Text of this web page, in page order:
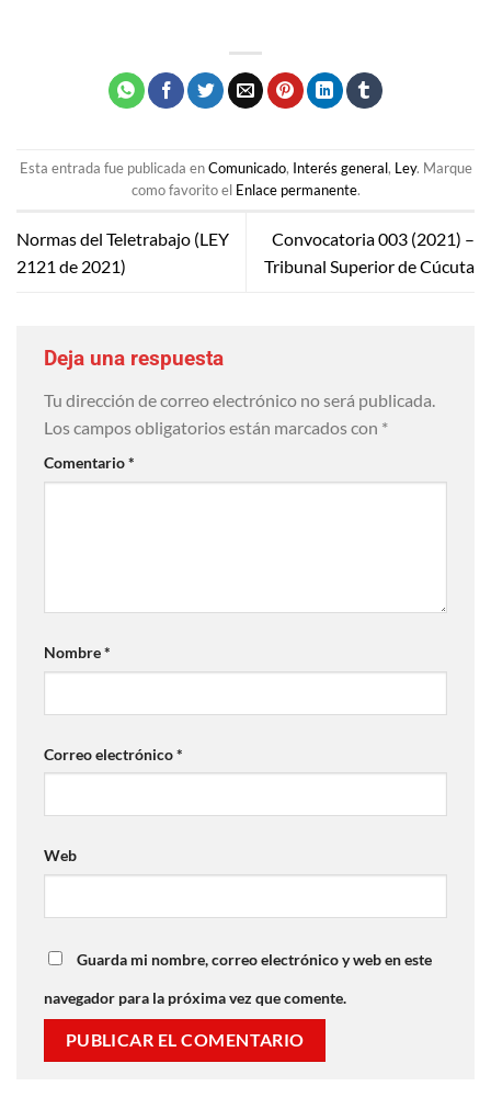
Esta entrada fue publicada enComunicado, Interés general, Ley. Marque
como favorito el Enlace permanente.
Normas del Teletrabajo (LEY
2121 de 2021)
Convocatoria 003 (2021) –
Tribunal Superior de Cúcuta
Deja una respuesta
Tu dirección de correo electrónico no será publicada.
Los campos obligatorios están marcados con *
Comentario*
Nombre*
Correo electrónico*
Web
Guarda mi nombre, correo electrónico y web en este
navegador para la próxima vez que comente.